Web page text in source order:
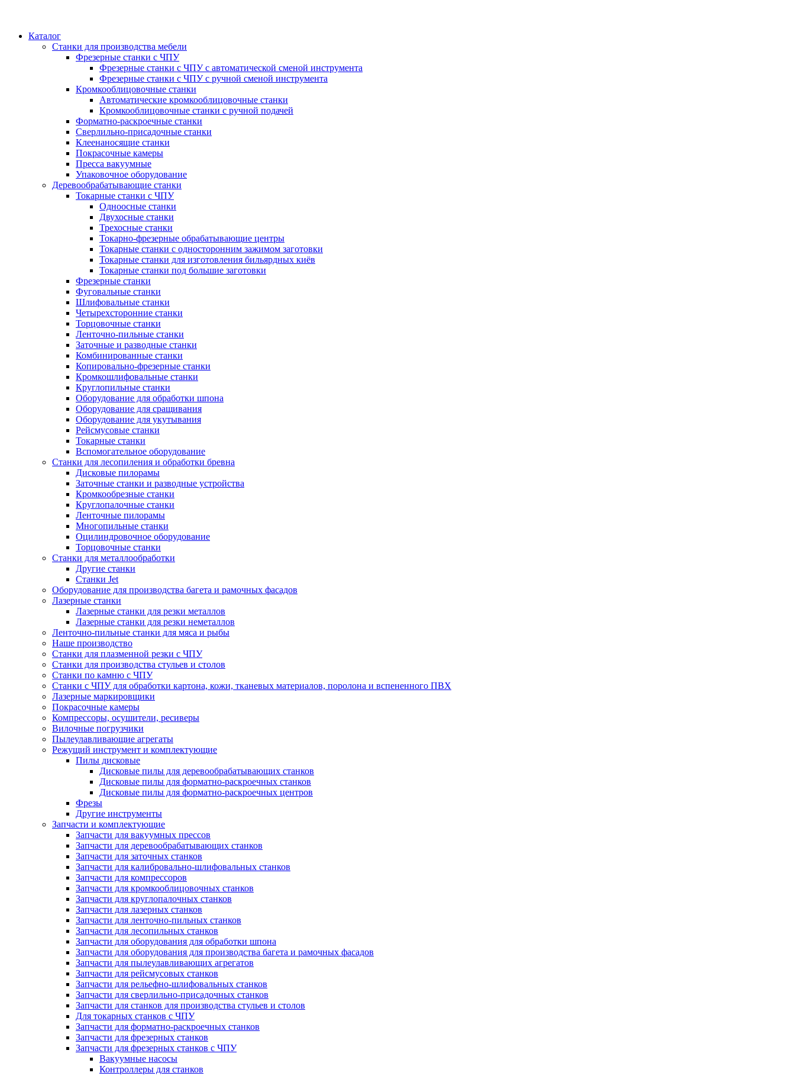
Каталог
Станки для производства мебели
Фрезерные станки с ЧПУ
Фрезерные станки с ЧПУ с автоматической сменой инструмента
Фрезерные станки с ЧПУ с ручной сменой инструмента
Кромкооблицовочные станки
Автоматические кромкооблицовочные станки
Кромкооблицовочные станки с ручной подачей
Форматно-раскроечные станки
Сверлильно-присадочные станки
Клеенаносящие станки
Покрасочные камеры
Пресса вакуумные
Упаковочное оборудование
Деревообрабатывающие станки
Токарные станки с ЧПУ
Одноосные станки
Двухосные станки
Трехосные станки
Токарно-фрезерные обрабатывающие центры
Токарные станки с односторонним зажимом заготовки
Токарные станки для изготовления бильярдных киёв
Токарные станки под большие заготовки
Фрезерные станки
Фуговальные станки
Шлифовальные станки
Четырехсторонние станки
Торцовочные станки
Ленточно-пильные станки
Заточные и разводные станки
Комбинированные станки
Копировально-фрезерные станки
Кромкошлифовальные станки
Круглопильные станки
Оборудование для обработки шпона
Оборудование для сращивания
Оборудование для укутывания
Рейсмусовые станки
Токарные станки
Вспомогательное оборудование
Станки для лесопиления и обработки бревна
Дисковые пилорамы
Заточные станки и разводные устройства
Кромкообрезные станки
Круглопалочные станки
Ленточные пилорамы
Многопильные станки
Оцилиндровочное оборудование
Торцовочные станки
Станки для металлообработки
Другие станки
Станки Jet
Оборудование для производства багета и рамочных фасадов
Лазерные станки
Лазерные станки для резки металлов
Лазерные станки для резки неметаллов
Ленточно-пильные станки для мяса и рыбы
Наше производство
Станки для плазменной резки с ЧПУ
Станки для производства стульев и столов
Станки по камню с ЧПУ
Станки с ЧПУ для обработки картона, кожи, тканевых материалов, поролона и вспененного ПВХ
Лазерные маркировщики
Покрасочные камеры
Компрессоры, осушители, ресиверы
Вилочные погрузчики
Пылеулавливающие агрегаты
Режущий инструмент и комплектующие
Пилы дисковые
Дисковые пилы для деревообрабатывающих станков
Дисковые пилы для форматно-раскроечных станков
Дисковые пилы для форматно-раскроечных центров
Фрезы
Другие инструменты
Запчасти и комплектующие
Запчасти для вакуумных прессов
Запчасти для деревообрабатывающих станков
Запчасти для заточных станков
Запчасти для калибровально-шлифовальных станков
Запчасти для компрессоров
Запчасти для кромкооблицовочных станков
Запчасти для круглопалочных станков
Запчасти для лазерных станков
Запчасти для ленточно-пильных станков
Запчасти для лесопильных станков
Запчасти для оборудования для обработки шпона
Запчасти для оборудования для производства багета и рамочных фасадов
Запчасти для пылеулавливающих агрегатов
Запчасти для рейсмусовых станков
Запчасти для рельефно-шлифовальных станков
Запчасти для сверлильно-присадочных станков
Запчасти для станков для производства стульев и столов
Для токарных станков с ЧПУ
Запчасти для форматно-раскроечных станков
Запчасти для фрезерных станков
Запчасти для фрезерных станков с ЧПУ
Вакуумные насосы
Контроллеры для станков